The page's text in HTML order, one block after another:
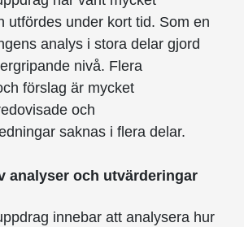
utfördes under kort tid. Som en
analys i stora delar gjord
nivå. Flera
förslag är mycket
och
saknas i flera delar.
analyser och utvärderingar
innebar att analysera hur